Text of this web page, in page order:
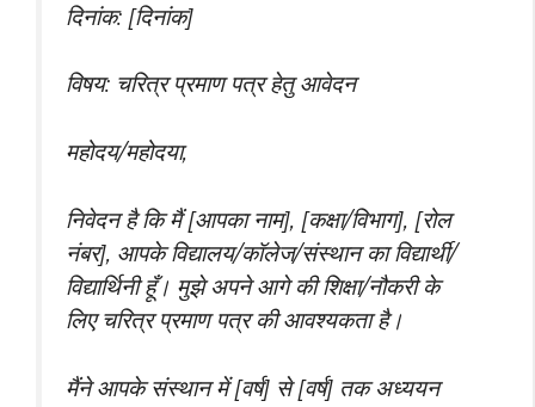
दिनांक: [दिनांक]
विषय: चरित्र प्रमाण पत्र हेतु आवेदन
महोदय/महोदया,
निवेदन है कि मैं [आपका नाम], [कक्षा/विभाग], [रोल
नंबर], आपके विद्यालय/कॉलेज/संस्थान का विद्यार्थी/
विद्यार्थिनी हूँ। मुझे अपने आगे की शिक्षा/नौकरी के
लिए चरित्र प्रमाण पत्र की आवश्यकता है।
मैंने आपके संस्थान में [वर्ष] से [वर्ष] तक अध्ययन